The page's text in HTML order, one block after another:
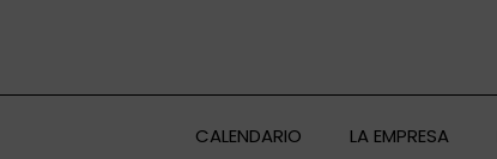
CALENDARIO LA EMPRESA